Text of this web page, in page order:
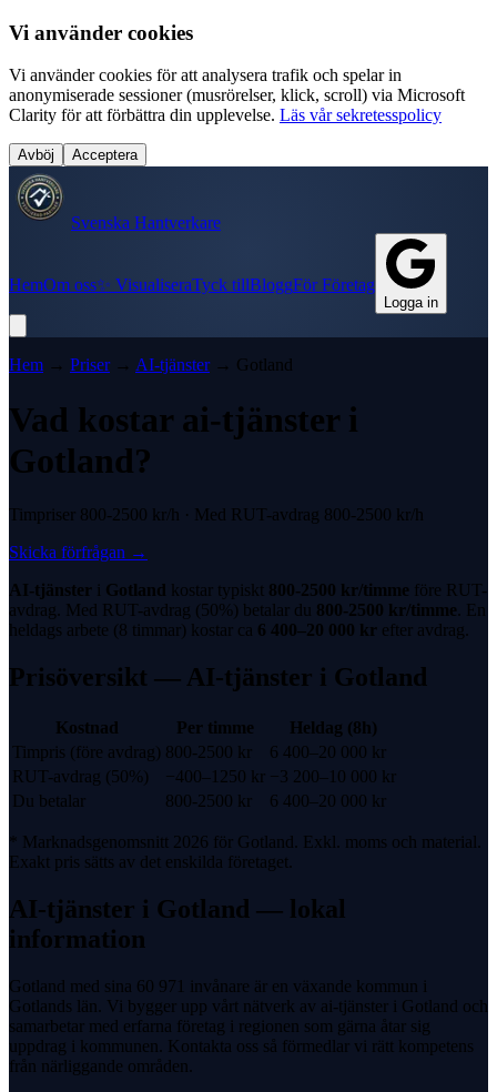
Vi använder cookies
Vi använder cookies för att analysera trafik och spelar in
anonymiserade sessioner (musrörelser, klick, scroll) via Microsoft
Clarity för att förbättra din upplevelse. Läs vår sekretesspolicy
Avböj Acceptera
Svenska Hantverkare
HemOm oss✨ VisualiseraTyck tillBloggFör Företag
Logga in
Hem → Priser→ AI-tjänster→ Gotland
Vad kostar ai-tjänster i
Gotland?
Timpriser 800-2500 kr/h · Med RUT-avdrag 800-2500 kr/h
Skicka förfrågan →
AI-tjänster i Gotland kostar typiskt 800-2500 kr/timme före RUT-
avdrag. Med RUT-avdrag ( 50% ) betalar du 800-2500 kr/timme. En
heldags arbete (8 timmar) kostar ca 6 400–20 000 kr efter avdrag.
Prisöversikt —AI-tjänster i Gotland
Kostnad Per timme
Heldag (8h)
Timpris (före avdrag) 800-2500 kr 6 400–20 000 kr
RUT-avdrag (50%) −400– 1250 kr −3 200– 10 000 kr
Du betalar
800-2500 kr 6 400–20 000 kr
* Marknadsgenomsnitt 2026 för Gotland. Exkl. moms och material.
Exakt pris sätts av det enskilda företaget.
AI-tjänster i Gotland — lokal
information
Gotland med sina 60 971 invånare är en växande kommun i
Gotlands län. Vi bygger upp vårt nätverk av ai-tjänster i Gotland och
samarbetar med erfarna företag i regionen som gärna åtar sig
uppdrag i kommunen. Kontakta oss så förmedlar vi rätt kompetens
från närliggande områden.